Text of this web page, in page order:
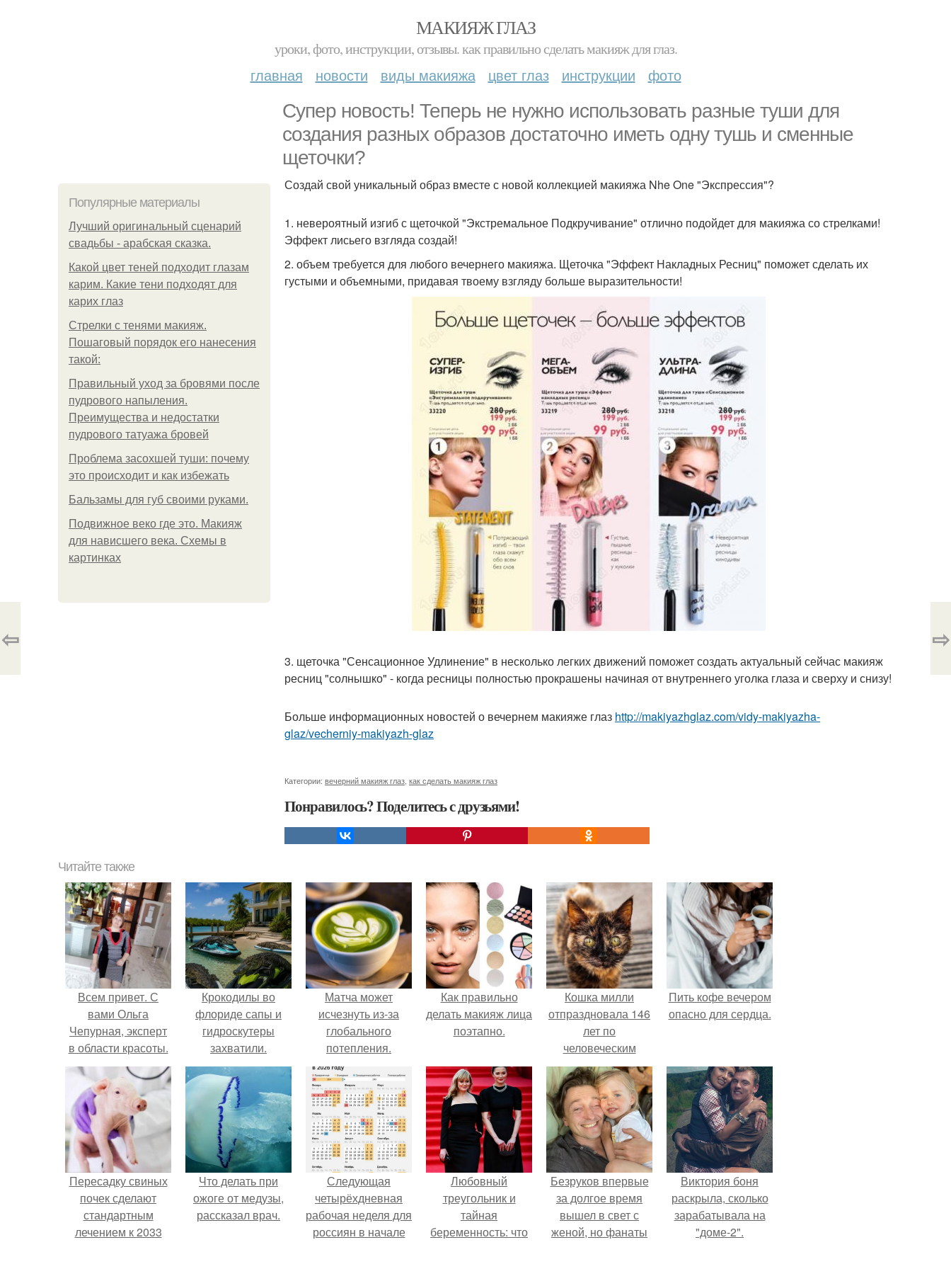
МАКИЯЖ ГЛАЗ
уроки, фото, инструкции, отзывы. как правильно сделать макияж для глаз.
главная новости виды макияжа цвет глаз инструкции фото
Супер новость! Теперь не нужно использовать разные туши для
создания разных образов достаточно иметь одну тушь и сменные
щеточки?
Популярные материалы
Лучший оригинальный сценарий
свадьбы - арабская сказка.
Какой цвет теней подходит глазам
карим. Какие тени подходят для
карих глаз
Стрелки с тенями макияж.
Пошаговый порядок его нанесения
такой:
Правильный уход за бровями после
пудрового напыления.
Преимущества и недостатки
пудрового татуажа бровей
Проблема засохшей туши: почему
это происходит и как избежать
Бальзамы для губ своими руками.
Подвижное веко где это. Макияж
для нависшего века. Схемы в
картинках
Создай свой уникальный образ вместе с новой коллекцией макияжа Nhe One "Экспрессия"?
1. невероятный изгиб с щеточкой "Экстремальное Подкручивание" отлично подойдет для макияжа со стрелками!
Эффект лисьего взгляда создай!
2. объем требуется для любого вечернего макияжа. Щеточка "Эффект Накладных Ресниц" поможет сделать их
густыми и объемными, придавая твоему взгляду больше выразительности!
3. щеточка "Сенсационное Удлинение" в несколько легких движений поможет создать актуальный сейчас макияж
ресниц "солнышко" - когда ресницы полностью прокрашены начиная от внутреннего уголка глаза и сверху и снизу!
Больше информационных новостей о вечернем макияже глаз http://makiyazhglaz.com/vidy-makiyazha-
glaz/vecherniy-makiyazh-glaz
Категории: вечерний макияж глаз как сделать макияж глаз
Понравилось? Поделитесь с друзьями!
⇦ ⇨
Читайте также
Всем привет. С
вами Ольга
Чепурная, эксперт
в области красоты.
Крокодилы во
флориде сапы и
гидроскутеры
захватили.
Матча может
исчезнуть из-за
глобального
потепления.
Как правильно
делать макияж лица
поэтапно.
Кошка милли
отпраздновала 146
лет по
человеческим
Меркам и
претендует на
звание самой
старой в мире.
Пить кофе вечером
опасно для сердца.
Пересадку свиных
почек сделают
стандартным
лечением к 2033
Что делать при
ожоге от медузы,
рассказал врач.
Следующая
четырёхдневная
рабочая неделя для
россиян в начале
Любовный
треугольник и
тайная
беременность: что
Безруков впервые
за долгое время
вышел в свет с
женой, но фанаты
Виктория боня
раскрыла, сколько
зарабатывала на
"доме-2".